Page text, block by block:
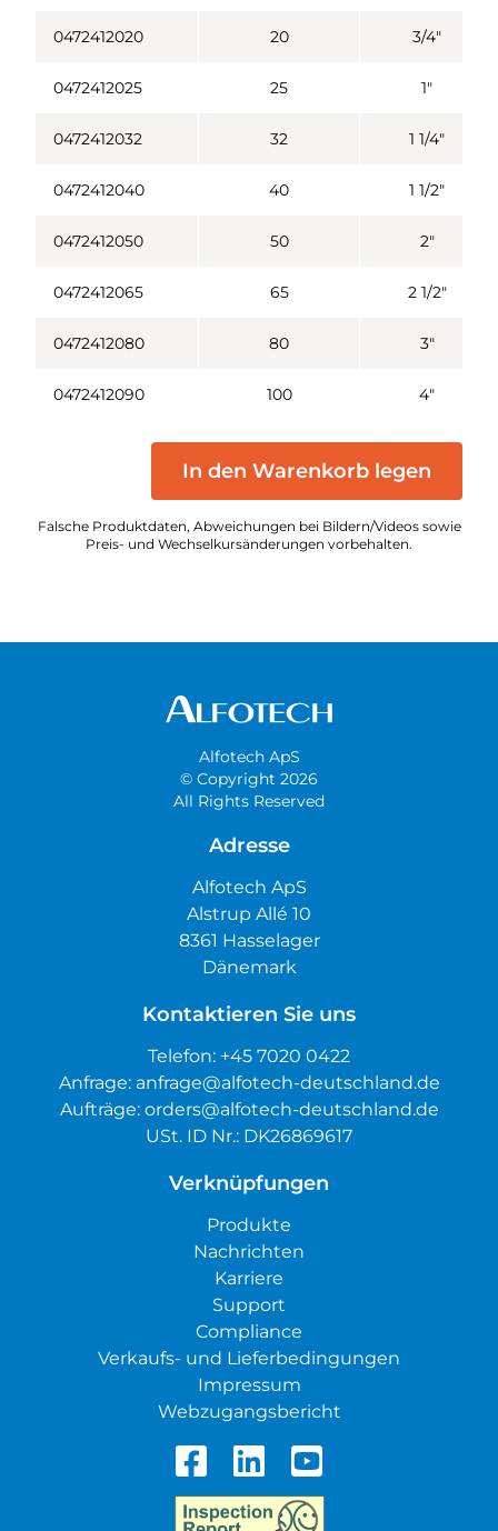
0472412020 20 3/4"
0472412025 25 1"
0472412032 32 1 1/4"
0472412040 40 1 1/2"
0472412050 50 2"
0472412065 65 2 1/2"
0472412080 80 3"
0472412090 100 4"
In den Warenkorb legen
Falsche Produktdaten, Abweichungen bei Bildern/Videos sowie
Preis- und Wechselkursänderungen vorbehalten.
Alfotech ApS
© Copyright 2026
All Rights Reserved
Adresse
Alfotech ApS
Alstrup Allé 10
8361 Hasselager
Dänemark
Kontaktieren Sie uns
Telefon: +45 7020 0422
Anfrage: anfrage@alfotech-deutschland.de
Aufträge: orders@alfotech-deutschland.de
USt. ID Nr.: DK26869617
Verknüpfungen
Produkte
Nachrichten
Karriere
Support
Compliance
Verkaufs- und Lieferbedingungen
Impressum
Webzugangsbericht